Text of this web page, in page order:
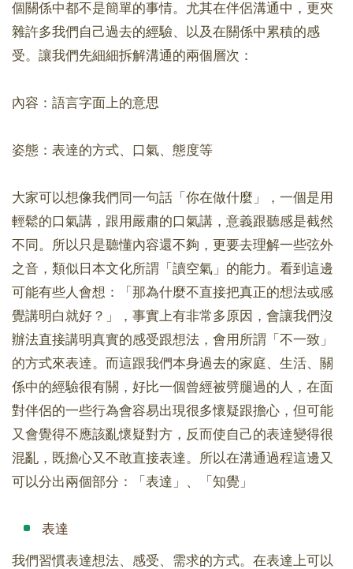
個關係中都不是簡單的事情。尤其在伴侶溝通中，更夾
雜許多我們自己過去的經驗、以及在關係中累積的感
受。讓我們先細細拆解溝通的兩個層次：
內容：語言字面上的意思
姿態：表達的方式、口氣、態度等
大家可以想像我們同一句話「你在做什麼」，一個是用
輕鬆的口氣講，跟用嚴肅的口氣講，意義跟聽感是截然
不同。所以只是聽懂內容還不夠，更要去理解一些弦外
之音，類似日本文化所謂「讀空氣」的能力。看到這邊
可能有些人會想：「那為什麼不直接把真正的想法或感
覺講明白就好？」，事實上有非常多原因，會讓我們沒
辦法直接講明真實的感受跟想法，會用所謂「不一致」
的方式來表達。而這跟我們本身過去的家庭、生活、關
係中的經驗很有關，好比一個曾經被劈腿過的人，在面
對伴侶的一些行為會容易出現很多懷疑跟擔心，但可能
又會覺得不應該亂懷疑對方，反而使自己的表達變得很
混亂，既擔心又不敢直接表達。所以在溝通過程這邊又
可以分出兩個部分：「表達」、「知覺」
表達
我們習慣表達想法、感受、需求的方式。在表達上可以